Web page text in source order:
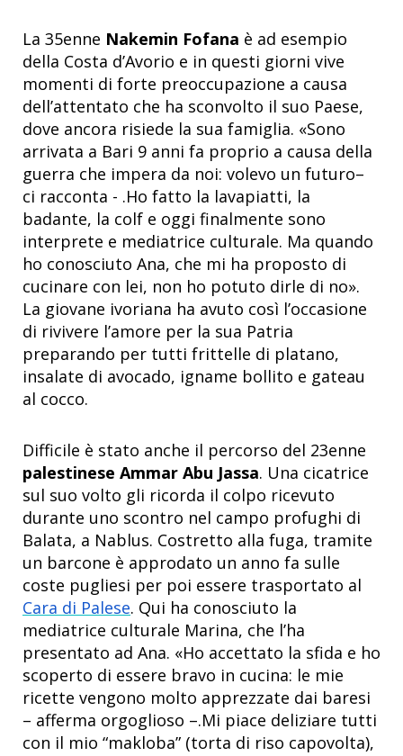
La 35enne Nakemin Fofana è ad esempio
della Costa d’Avorio e in questi giorni vive
momenti di forte preoccupazione a causa
dell’attentato che ha sconvolto il suo Paese,
dove ancora risiede la sua famiglia. «Sono
arrivata a Bari 9 anni fa proprio a causa della
guerra che impera da noi: volevo un futuro–
ci racconta - .Ho fatto la lavapiatti, la
badante, la colf e oggi finalmente sono
interprete e mediatrice culturale. Ma quando
ho conosciuto Ana, che mi ha proposto di
cucinare con lei, non ho potuto dirle di no».
La giovane ivoriana ha avuto così l’occasione
di rivivere l’amore per la sua Patria
preparando per tutti frittelle di platano,
insalate di avocado, igname bollito e gateau
al cocco.
Difficile è stato anche il percorso del 23enne
palestinese Ammar Abu Jassa. Una cicatrice
sul suo volto gli ricorda il colpo ricevuto
durante uno scontro nel campo profughi di
Balata, a Nablus. Costretto alla fuga, tramite
un barcone è approdato un anno fa sulle
coste pugliesi per poi essere trasportato al
Cara di Palese. Qui ha conosciuto la
mediatrice culturale Marina, che l’ha
presentato ad Ana. «Ho accettato la sfida e ho
scoperto di essere bravo in cucina: le mie
ricette vengono molto apprezzate dai baresi
– afferma orgoglioso –.Mi piace deliziare tutti
con il mio “makloba” (torta di riso capovolta),